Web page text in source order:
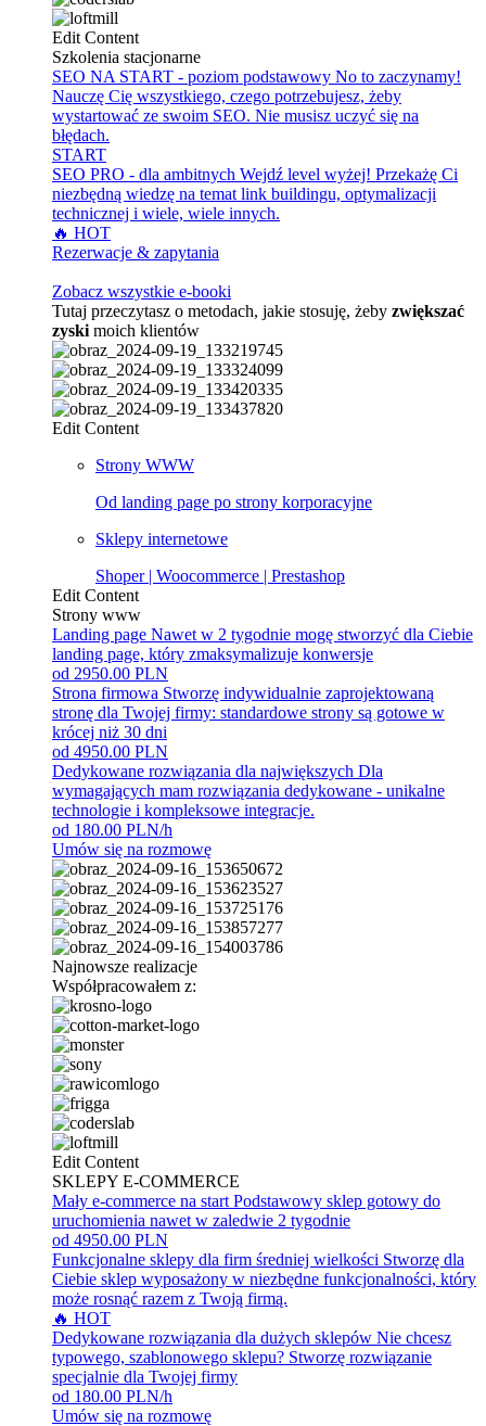
Edit Content
Szkolenia stacjonarne
SEO NA START - poziom podstawowy No to zaczynamy!
Nauczę Cię wszystkiego, czego potrzebujesz, żeby
wystartować ze swoim SEO. Nie musisz uczyć się na
błędach.
START
SEO PRO - dla ambitnych Wejdź level wyżej! Przekażę Ci
niezbędną wiedzę na temat link buildingu, optymalizacji
technicznej i wiele, wiele innych.
🔥 HOT
Rezerwacje & zapytania
Zobacz wszystkie e-booki
Tutaj przeczytasz o metodach, jakie stosuję, żeby zwiększać
zyski moich klientów
Edit Content
Strony WWW
Od landing page po strony korporacyjne
Sklepy internetowe
Shoper | Woocommerce | Prestashop
Edit Content
Strony www
Landing page Nawet w 2 tygodnie mogę stworzyć dla Ciebie
landing page, który zmaksymalizuje konwersje
od 2950.00 PLN
Strona firmowa Stworzę indywidualnie zaprojektowaną
stronę dla Twojej firmy: standardowe strony są gotowe w
krócej niż 30 dni
od 4950.00 PLN
Dedykowane rozwiązania dla największych Dla
wymagających mam rozwiązania dedykowane - unikalne
technologie i kompleksowe integracje.
od 180.00 PLN/h
Umów się na rozmowę
Najnowsze realizacje
Współpracowałem z:
Edit Content
SKLEPY E-COMMERCE
Mały e-commerce na start Podstawowy sklep gotowy do
uruchomienia nawet w zaledwie 2 tygodnie
od 4950.00 PLN
Funkcjonalne sklepy dla firm średniej wielkości Stworzę dla
Ciebie sklep wyposażony w niezbędne funkcjonalności, który
może rosnąć razem z Twoją firmą.
🔥 HOT
Dedykowane rozwiązania dla dużych sklepów Nie chcesz
typowego, szablonowego sklepu? Stworzę rozwiązanie
specjalnie dla Twojej firmy
od 180.00 PLN/h
Umów się na rozmowę